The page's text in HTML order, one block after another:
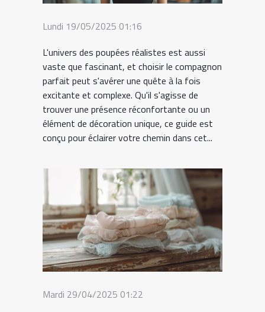
Lundi 19/05/2025 01:16
L'univers des poupées réalistes est aussi
vaste que fascinant, et choisir le compagnon
parfait peut s'avérer une quête à la fois
excitante et complexe. Qu'il s'agisse de
trouver une présence réconfortante ou un
élément de décoration unique, ce guide est
conçu pour éclairer votre chemin dans cet...
Mardi 29/04/2025 01:22